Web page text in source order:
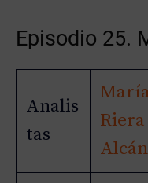
r
p
s
o
d
Episodio 25.
Analis
tas
Riera